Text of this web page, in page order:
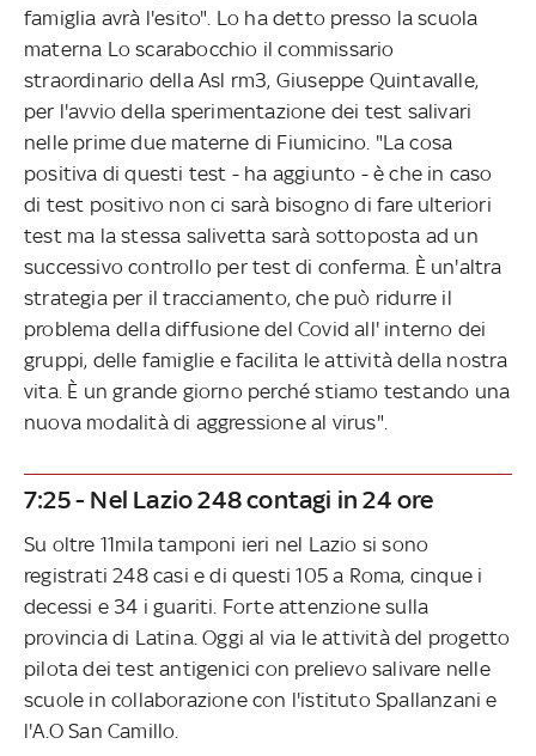
famiglia avrà l'esito". Lo ha detto presso la scuola
materna Lo scarabocchio il commissario
straordinario della Asl rm3, Giuseppe Quintavalle,
per l'avvio della sperimentazione dei test salivari
nelle prime due materne di Fiumicino. "La cosa
positiva di questi test - ha aggiunto - è che in caso
di test positivo non ci sarà bisogno di fare ulteriori
test ma la stessa salivetta sarà sottoposta ad un
successivo controllo per test di conferma. È un'altra
strategia per il tracciamento, che può ridurre il
problema della diffusione del Covid all' interno dei
gruppi, delle famiglie e facilita le attività della nostra
vita. È un grande giorno perché stiamo testando una
nuova modalità di aggressione al virus".
7:25 - Nel Lazio 248 contagi in 24 ore
Su oltre 11mila tamponi ieri nel Lazio si sono
registrati 248 casi e di questi 105 a Roma, cinque i
decessi e 34 i guariti. Forte attenzione sulla
provincia di Latina. Oggi al via le attività del progetto
pilota dei test antigenici con prelievo salivare nelle
scuole in collaborazione con l'istituto Spallanzani e
l'A.O San Camillo.